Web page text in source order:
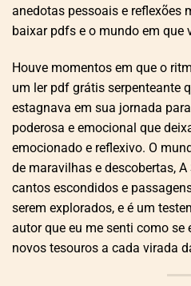
anedotas pessoais e reflexões
baixar pdfs e o mundo em que
Houve momentos em que o
um ler pdf grátis serpenteante
estagnava em sua jornada
poderosa e emocional que
emocionado e reflexivo. O
de maravilhas e descobertas,
cantos escondidos e
serem explorados, e é um
autor que eu me senti como se
novos tesouros a cada virada